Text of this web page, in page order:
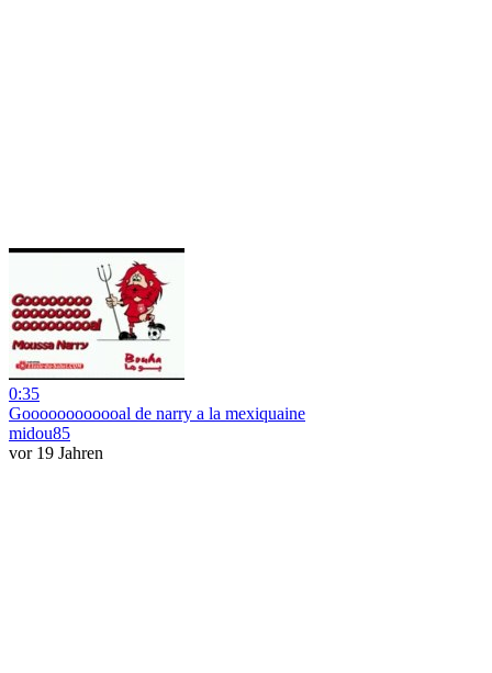
0:35
Goooooooooooal de narry a la mexiquaine
midou85
vor 19 Jahren